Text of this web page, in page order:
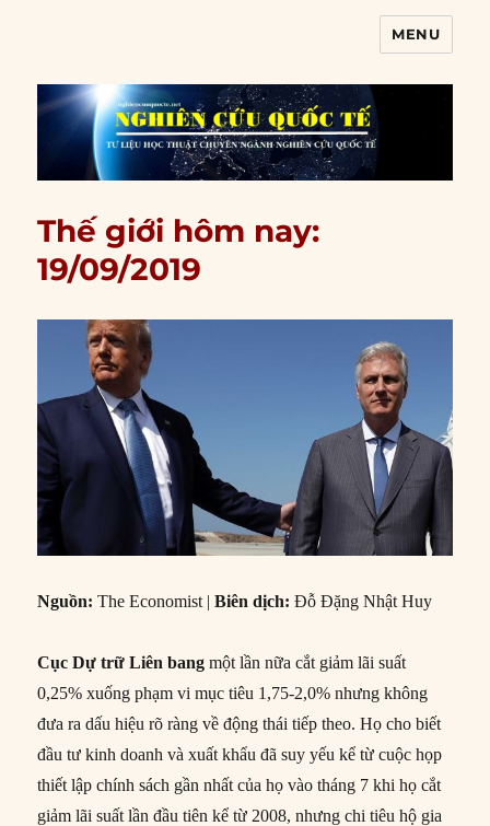
MENU
Thế giới hôm nay:
19/09/2019
Nguồn: The Economist |Biên dịch: Đỗ Đặng Nhật Huy
Cục Dự trữ Liên bang một lần nữa cắt giảm lãi suất
0,25% xuống phạm vi mục tiêu 1,75-2,0% nhưng không
đưa ra dấu hiệu rõ ràng về động thái tiếp theo. Họ cho biết
đầu tư kinh doanh và xuất khẩu đã suy yếu kể từ cuộc họp
thiết lập chính sách gần nhất của họ vào tháng 7 khi họ cắt
giảm lãi suất lần đầu tiên kể từ 2008, nhưng chi tiêu hộ gia